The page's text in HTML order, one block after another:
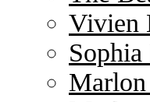
Vivien